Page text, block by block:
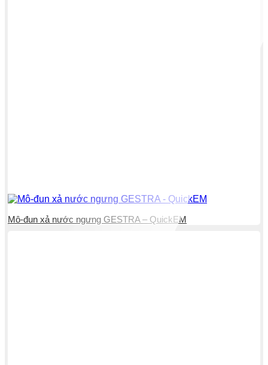
Mô-đun xả nước ngưng GESTRA – QuickEM